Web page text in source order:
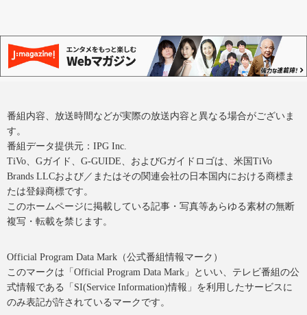
番組内容、放送時間などが実際の放送内容と異なる場合がございま
す。
番組データ提供元：IPG Inc.
TiVo、Gガイド、G-GUIDE、およびGガイドロゴは、米国TiVo
Brands LLCおよび／またはその関連会社の日本国内における商標ま
たは登録商標です。
このホームページに掲載している記事・写真等あらゆる素材の無断
複写・転載を禁じます。
Official Program Data Mark（公式番組情報マーク）
このマークは「Official Program Data Mark」といい、テレビ番組の公
式情報である「SI(Service Information)情報」を利用したサービスに
のみ表記が許されているマークです。